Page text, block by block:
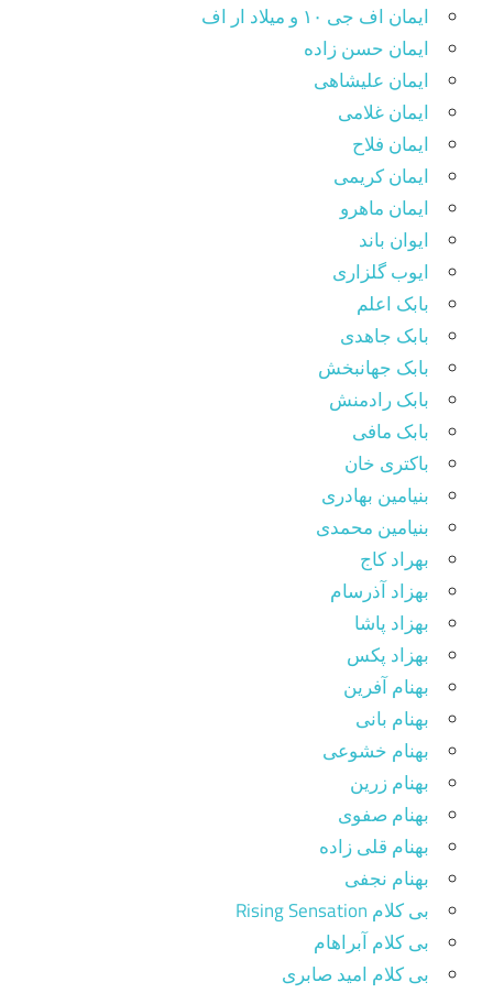
ایمان اف جی ۱۰ و میلاد ار اف
ایمان حسن زاده
ایمان علیشاهی
ایمان غلامی
ایمان فلاح
ایمان کریمی
ایمان ماهرو
ایوان باند
ایوب گلزاری
بابک اعلم
بابک جاهدی
بابک جهانبخش
بابک رادمنش
بابک مافی
باکتری خان
بنیامین بهادری
بنیامین محمدی
بهراد کاج
بهزاد آذرسام
بهزاد پاشا
بهزاد پکس
بهنام آفرین
بهنام بانی
بهنام خشوعی
بهنام زرین
بهنام صفوی
بهنام قلی زاده
بهنام نجفی
بی کلام Rising Sensation
بی کلام آبراهام
بی کلام امید صابری